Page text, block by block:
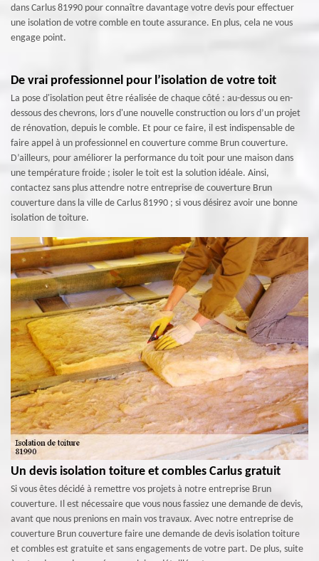
dans Carlus 81990 pour connaître davantage votre devis pour effectuer
une isolation de votre comble en toute assurance. En plus, cela ne vous
engage point.
De vrai professionnel pour l’isolation de votre toit
La pose d'isolation peut être réalisée de chaque côté : au-dessus ou en-
dessous des chevrons, lors d'une nouvelle construction ou lors d’un projet
de rénovation, depuis le comble. Et pour ce faire, il est indispensable de
faire appel à un professionnel en couverture comme Brun couverture.
D’ailleurs, pour améliorer la performance du toit pour une maison dans
une température froide ; isoler le toit est la solution idéale. Ainsi,
contactez sans plus attendre notre entreprise de couverture Brun
couverture dans la ville de Carlus 81990 ; si vous désirez avoir une bonne
isolation de toiture.
Un devis isolation toiture et combles Carlus gratuit
Si vous êtes décidé à remettre vos projets à notre entreprise Brun
couverture. Il est nécessaire que vous nous fassiez une demande de devis,
avant que nous prenions en main vos travaux. Avec notre entreprise de
couverture Brun couverture faire une demande de devis isolation toiture
et combles est gratuite et sans engagements de votre part. De plus, suite